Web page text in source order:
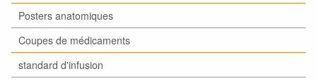
Posters anatomiques
Coupes de médicaments
standard d'infusion